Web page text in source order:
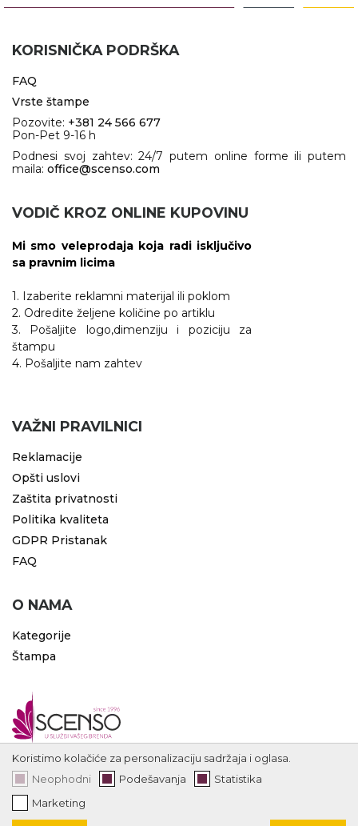
KORISNIČKA PODRŠKA
FAQ
Vrste štampe
Pozovite: +381 24 566 677
Pon-Pet 9-16 h
Podnesi svoj zahtev: 24/7 putem online forme ili putem
maila: office@scenso.com
VODIČ KROZ ONLINE KUPOVINU
Mi smo veleprodaja koja radi isključivo
sa pravnim licima
1. Izaberite reklamni materijal ili poklom
2. Odredite željene količine po artiklu
3. Pošaljite logo,dimenziju i poziciju za
štampu
4. Pošaljite nam zahtev
VAŽNI PRAVILNICI
Reklamacije
Opšti uslovi
Zaštita privatnosti
Politika kvaliteta
GDPR Pristanak
FAQ
O NAMA
Kategorije
Štampa
Koristimo kolačiće za personalizaciju sadržaja i oglasa.
Neophodni
Podešavanja
Statistika
Marketing